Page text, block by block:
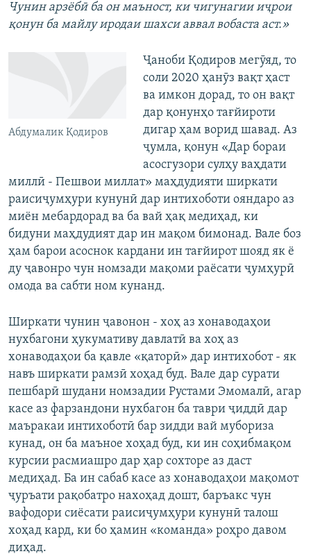
Чунин арзёбӣ ба он маъност, ки чигунагии иҷрои
қонун ба майлу иродаи шахси аввал вобаста аст.»
Абдумалик Қодиров
Ҷаноби Қодиров мегӯяд, то
соли 2020 ҳанӯз вақт ҳаст
ва имкон дорад, то он вақт
дар қонунҳо тағйироти
дигар ҳам ворид шавад. Аз
ҷумла, қонун «Дар бораи
асосгузори сулҳу ваҳдати
миллӣ - Пешвои миллат» маҳдудияти ширкати
раисиҷумҳури кунунӣ дар интихоботи ояндаро аз
миён мебардорад ва ба вай ҳақ медиҳад, ки
бидуни маҳдудият дар ин мақом бимонад. Вале боз
ҳам барои асоснок кардани ин тағйирот шояд як ё
ду ҷавонро чун номзади мақоми раёсати ҷумҳурӣ
омода ва сабти ном кунанд.
Ширкати чунин ҷавонон - хоҳ аз хонаводаҳои
нухбагони ҳукумативу давлатӣ ва хоҳ аз
хонаводаҳои ба қавле «қаторӣ» дар интихобот - як
навъ ширкати рамзӣ хоҳад буд. Вале дар сурати
пешбарӣ шудани номзадии Рустами Эмомалӣ, агар
касе аз фарзандони нухбагон ба таври ҷиддӣ дар
маъракаи интихоботӣ бар зидди вай мубориза
кунад, он ба маъное хоҳад буд, ки ин соҳибмақом
курсии расмиашро дар ҳар сохторе аз даст
медиҳад. Ба ин сабаб касе аз хонаводаҳои мақомот
ҷуръати рақобатро нахоҳад дошт, баръакс чун
вафодори сиёсати раисиҷумҳури кунунӣ талош
хоҳад кард, ки бо ҳамин «команда» роҳро давом
диҳад.